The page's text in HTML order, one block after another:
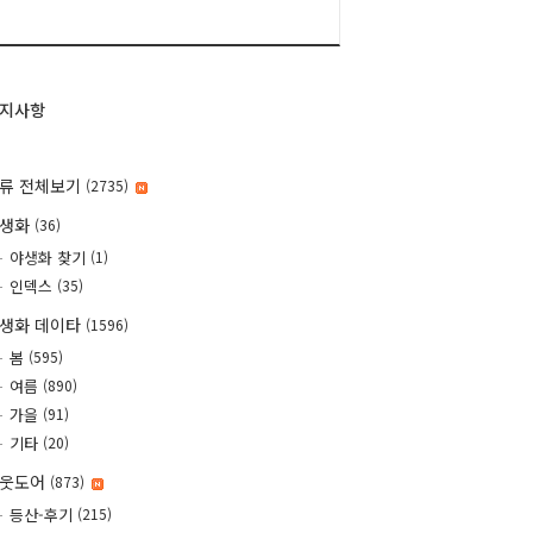
사항
전체보기 (2735)
화 (36)
야생화 찾기 (1)
인덱스 (35)
화 데이타 (1596)
봄 (595)
여름 (890)
가을 (91)
기타 (20)
도어 (873)
등산-후기 (215)